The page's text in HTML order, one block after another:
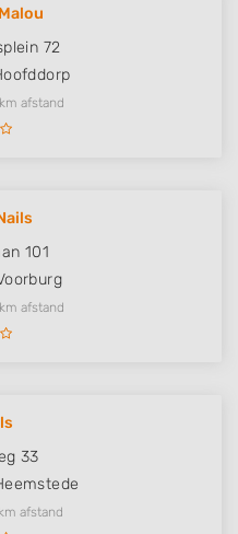
72
afstand
101
afstand
33
afstand